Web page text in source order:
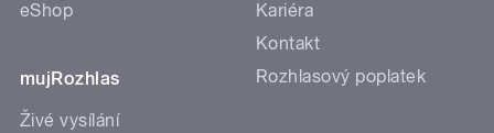
eShop
mujRozhlas
Živé vysílání
Kariéra
Kontakt
Rozhlasový poplatek